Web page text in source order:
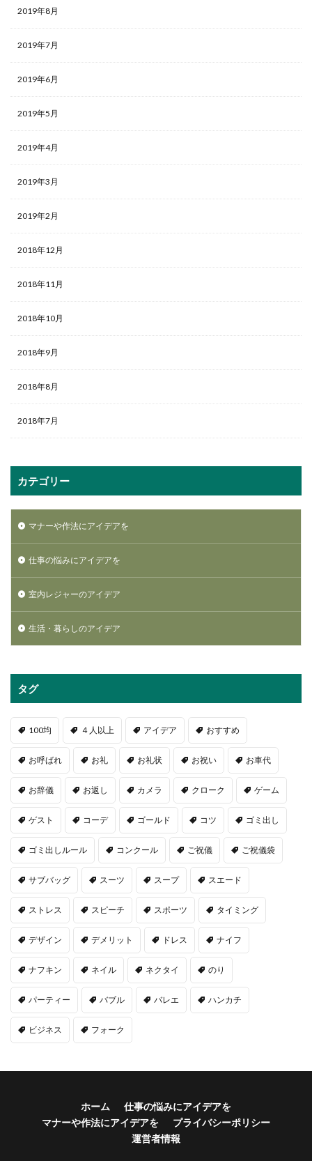
2019年8月
2019年7月
2019年6月
2019年5月
2019年4月
2019年3月
2019年2月
2018年12月
2018年11月
2018年10月
2018年9月
2018年8月
2018年7月
カテゴリー
マナーや作法にアイデアを
仕事の悩みにアイデアを
室内レジャーのアイデア
生活・暮らしのアイデア
タグ
100均 ４人以上 アイデア おすすめ
お呼ばれ お礼 お礼状 お祝い お車代
お辞儀 お返し カメラ クローク ゲーム
ゲスト コーデ ゴールド コツ ゴミ出し
ゴミ出しルール コンクール ご祝儀 ご祝儀袋
サブバッグ スーツ スープ スエード
ストレス スピーチ スポーツ タイミング
デザイン デメリット ドレス ナイフ
ナフキン ネイル ネクタイ のり
パーティー バブル バレエ ハンカチ
ビジネス フォーク
ホーム
仕事の悩みにアイデアを
マナーや作法にアイデアを
プライバシーポリシー
運営者情報